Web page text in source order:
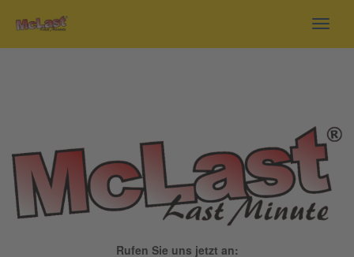
Rufen Sie uns jetzt an: